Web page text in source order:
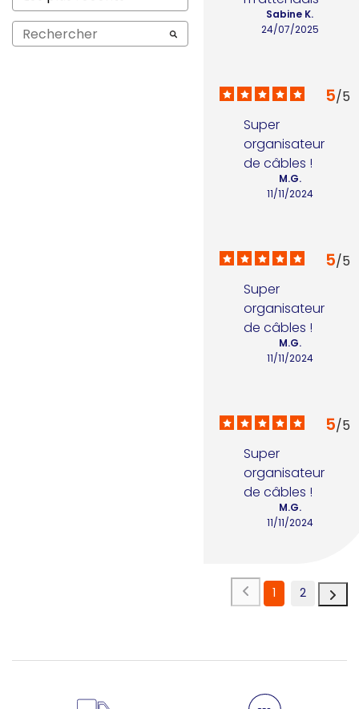
24/07/2025
Sabine K.
5/5
Super
organisateur
de câbles !
11/11/2024
M.G.
5/5
Super
organisateur
de câbles !
11/11/2024
M.G.
5/5
Super
organisateur
de câbles !
11/11/2024
M.G.
1 2